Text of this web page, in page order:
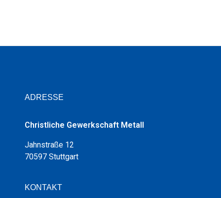
ADRESSE
Christliche Gewerkschaft Metall
Jahnstraße 12
70597 Stuttgart
KONTAKT